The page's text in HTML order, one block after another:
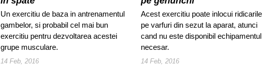
Un exercitiu de baza in antrenamentul
gambelor, si probabil cel mai bun
exercitiu pentru dezvoltarea acestei
grupe musculare.
14 Feb, 2016
Acest exercitiu poate inlocui ridicarile
pe varfuri din sezut la aparat, atunci
cand nu este disponibil echipamentul
necesar.
14 Feb, 2016